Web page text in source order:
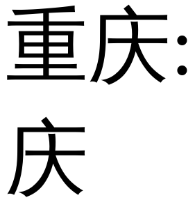
重庆:
庆